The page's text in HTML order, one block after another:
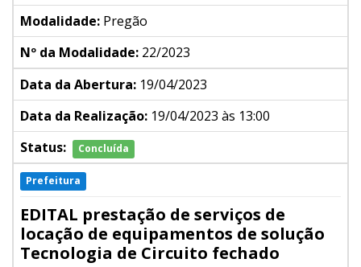
Modalidade: Pregão
Nº da Modalidade: 22/2023
Data da Abertura: 19/04/2023
Data da Realização: 19/04/2023 às 13:00
Status:
Concluída
Prefeitura
EDITAL prestação de serviços de
locação de equipamentos de solução
Tecnologia de Circuito fechado